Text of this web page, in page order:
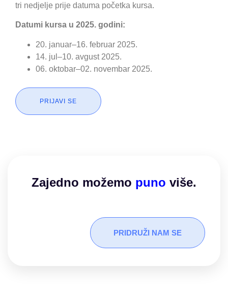
tri nedjelje prije datuma početka kursa.
Datumi kursa u 2025. godini:
20. januar–16. februar 2025.
14. jul–10. avgust 2025.
06. oktobar–02. novembar 2025.
PRIJAVI SE
Zajedno možemo​ puno više.
PRIDRUŽI NAM SE